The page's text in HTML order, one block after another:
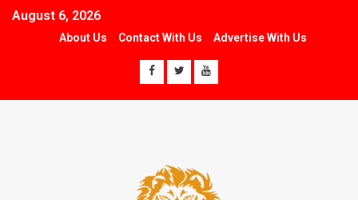
August 6, 2026
About Us Contact With Us Advertise With Us